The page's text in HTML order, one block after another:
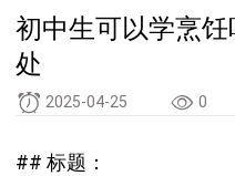
初中生可以学烹
处
2025-04-25 0
## 标题：